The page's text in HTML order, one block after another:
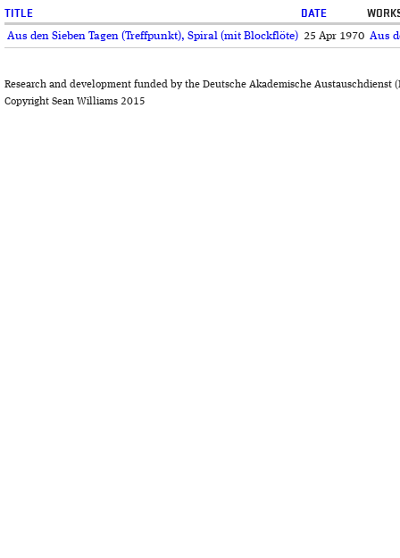
TITLE DATE
Aus den Sieben Tagen (Treffpunkt), Spiral (mit Blockflöte) 25 Apr 1970 Aus
Research and development funded by the Deutsche Akademische Austauschdienst
Copyright Sean Williams 2015